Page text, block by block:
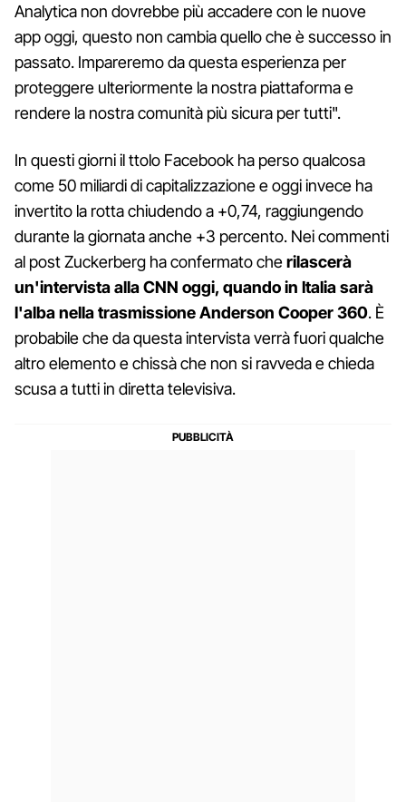
Analytica non dovrebbe più accadere con le nuove
app oggi, questo non cambia quello che è successo in
passato. Impareremo da questa esperienza per
proteggere ulteriormente la nostra piattaforma e
rendere la nostra comunità più sicura per tutti".
In questi giorni il ttolo Facebook ha perso qualcosa
come 50 miliardi di capitalizzazione e oggi invece ha
invertito la rotta chiudendo a +0,74, raggiungendo
durante la giornata anche +3 percento. Nei commenti
al post Zuckerberg ha confermato cherilascerà
un'intervista alla CNN oggi, quando in Italia sarà
l'alba nella trasmissione Anderson Cooper 360. È
probabile che da questa intervista verrà fuori qualche
altro elemento e chissà che non si ravveda e chieda
scusa a tutti in diretta televisiva.